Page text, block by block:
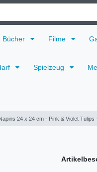
Bücher Filme
Spielzeug
24 x 24 cm - Pink & Violet Tulips